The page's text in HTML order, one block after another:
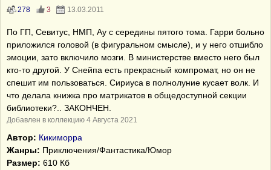
278 3 13.03.2011
По ГП, Севитус, НМП, Ау с середины пятого тома. Гарри больно
приложился головой (в фигуральном смысле), и у него отшибло
эмоции, зато включило мозги. В министерстве вместо него был
кто-то другой. У Снейпа есть прекрасный компромат, но он не
спешит им пользоваться. Сириуса в полнолуние кусает волк. И
что делала книжка про матрикатов в общедоступной секции
библиотеки?.. ЗАКОНЧЕН.
Добавлен в коллекцию 4 Августа 2021
Автор: Кикиморра
Жанры: Приключения/Фантастика/Юмор
Размер: 610 Кб